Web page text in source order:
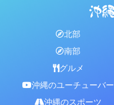
北部
南部
グルメ
沖縄のユーチューバー
沖縄のスポーツ